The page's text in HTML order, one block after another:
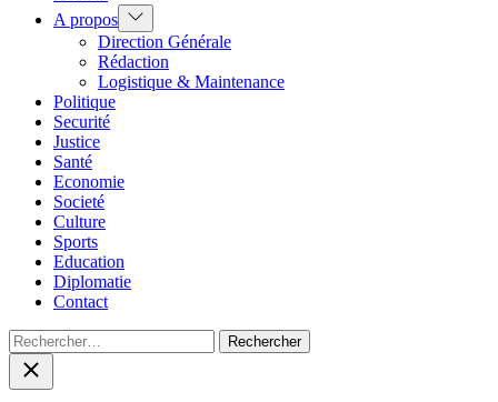
A propos Show
sub
menu
Direction Générale
Rédaction
Logistique & Maintenance
Politique
Securité
Justice
Santé
Economie
Societé
Culture
Sports
Education
Diplomatie
Contact
Rechercher :
Close
search